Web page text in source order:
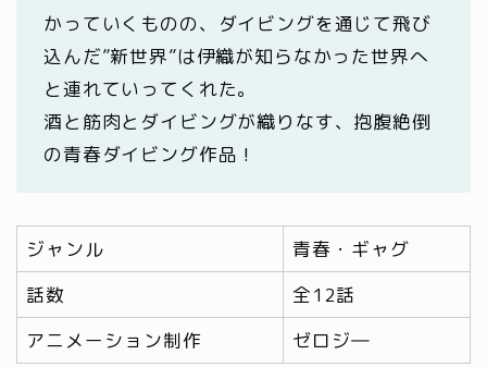
かっていくものの、ダイビングを通じて飛び
込んだ”新世界”は伊織が知らなかった世界へ
と連れていってくれた。
酒と筋肉とダイビングが織りなす、抱腹絶倒
の青春ダイビング作品！
ジャンル
青春・ギャグ
話数
全12話
アニメーション制作
ゼロジ―